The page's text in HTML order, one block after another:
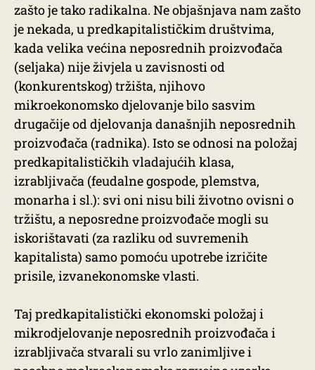
zašto je tako radikalna. Ne objašnjava nam zašto
je nekada, u predkapitalističkim društvima,
kada velika većina neposrednih proizvođača
(seljaka) nije živjela u zavisnosti od
(konkurentskog) tržišta, njihovo
mikroekonomsko djelovanje bilo sasvim
drugačije od djelovanja današnjih neposrednih
proizvođača (radnika). Isto se odnosi na položaj
predkapitalističkih vladajućih klasa,
izrabljivača (feudalne gospode, plemstva,
monarha i sl.): svi oni nisu bili životno ovisni o
tržištu, a neposredne proizvođače mogli su
iskorištavati (za razliku od suvremenih
kapitalista) samo pomoću upotrebe izričite
prisile, izvanekonomske vlasti.
Taj predkapitalistički ekonomski položaj i
mikrodjelovanje neposrednih proizvođača i
izrabljivača stvarali su vrlo zanimljive i